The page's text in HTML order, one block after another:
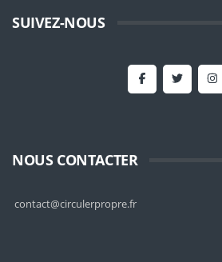
SUIVEZ-NOUS
NOUS CONTACTER
contact@circulerpropre.fr